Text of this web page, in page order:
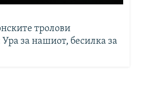
тролови
за нашиот, бесилка за